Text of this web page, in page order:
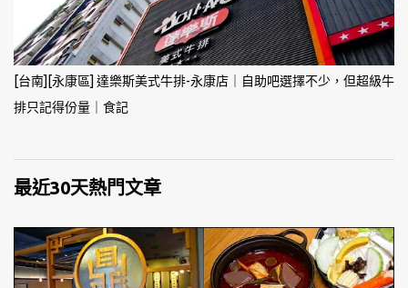
[台南][永康區] 達樂斯美式牛排-永康店｜自助吧選擇不少，但超級牛
排只記得份量｜食記
最近30天熱門文章